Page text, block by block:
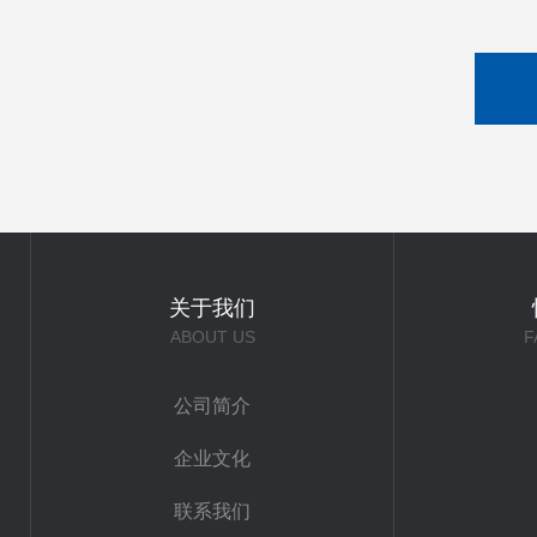
关于我们
ABOUT US
公司简介
企业文化
联系我们